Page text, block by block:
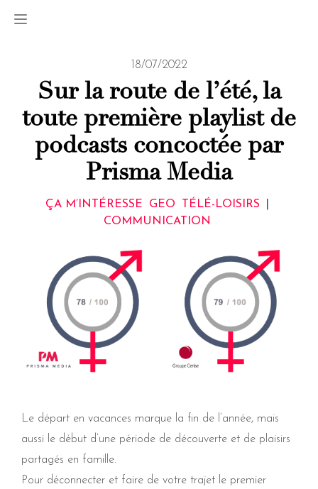
18/07/2022
Sur la route de l’été, la
toute première playlist de
podcasts concoctée par
Prisma Media
ÇA M’INTÉRESSE GEO TÉLÉ-LOISIRS
COMMUNICATION
Le départ en vacances marque la fin de l’année, mais
aussi le début d’une période de découverte et de plaisirs
partagés en famille.
Pour déconnecter et faire de votre trajet le premier